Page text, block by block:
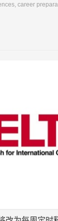
career